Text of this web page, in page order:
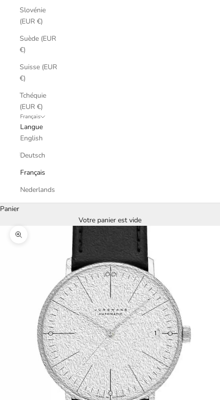
Slovénie
(EUR €)
Suède (EUR
€)
Suisse (EUR
€)
Tchéquie
(EUR €)
Français
Langue
English
Deutsch
Français
Nederlands
Panier
Votre panier est vide
Zoomer sur l'image